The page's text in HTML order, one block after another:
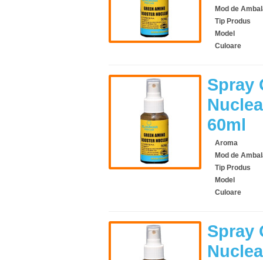
Mod de
Tip Produs
Model
Culoare
Spray
60ml
Aroma
Mod de
Tip Produs
Model
Culoare
Spray